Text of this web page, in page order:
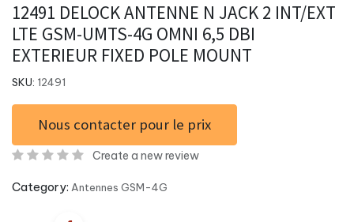
12491 DELOCK ANTENNE N JACK 2 INT/EXT
LTE GSM-UMTS-4G OMNI 6,5 DBI
EXTERIEUR FIXED POLE MOUNT
SKU: 12491
Nous contacter pour le prix
Create a new review
Category: Antennes GSM-4G